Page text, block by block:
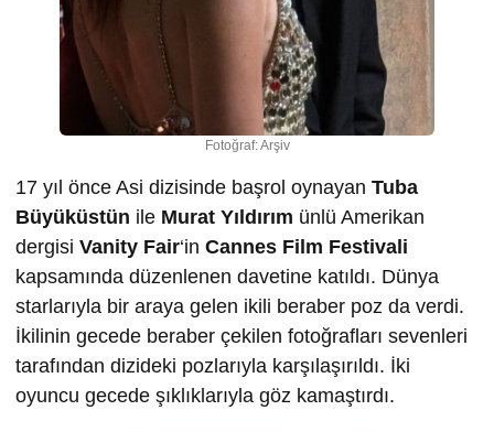
Fotoğraf: Arşiv
17 yıl önce Asi dizisinde başrol oynayan Tuba
Büyüküstün ile Murat Yıldırım ünlü Amerikan
dergisi Vanity Fair‘in Cannes Film Festivali
kapsamında düzenlenen davetine katıldı. Dünya
starlarıyla bir araya gelen ikili beraber poz da verdi.
İkilinin gecede beraber çekilen fotoğrafları sevenleri
tarafından dizideki pozlarıyla karşılaşırıldı. İki
oyuncu gecede şıklıklarıyla göz kamaştırdı.